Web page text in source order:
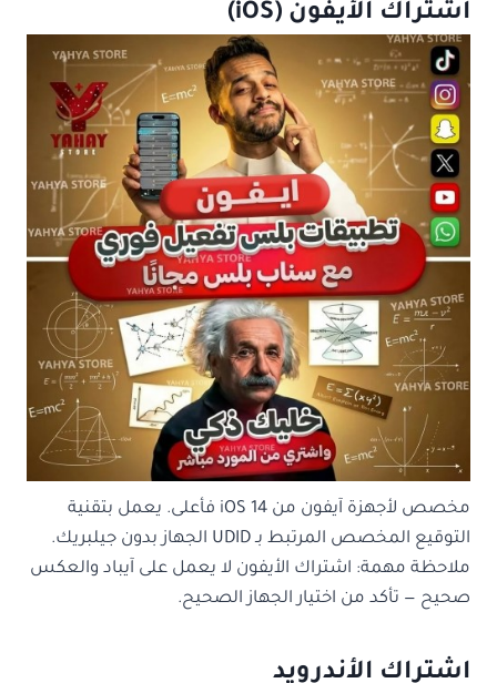
اشتراك الأيفون (iOS)
مخصص لأجهزة آيفون من iOS 14 فأعلى. يعمل بتقنية
التوقيع المخصص المرتبط بـ UDID الجهاز بدون جيلبريك.
ملاحظة مهمة: اشتراك الأيفون لا يعمل على آيباد والعكس
صحيح — تأكد من اختيار الجهاز الصحيح.
اشتراك الأندرويد